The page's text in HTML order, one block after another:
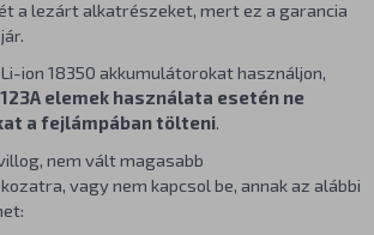
a lezárt alkatrészeket, mert ez a garancia
ion 18350 akkumulátorokat használjon,
elemek használata esetén ne
a fejlámpában tölteni.
nem vált magasabb
vagy nem kapcsol be, annak az alábbi